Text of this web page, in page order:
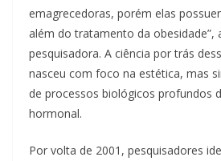
emagrecedoras, porém elas
além do tratamento da obesidade”,
pesquisadora. A ciência por trás
nasceu com foco na estética, mas
de processos biológicos profundos
hormonal.
Por volta de 2001, pesquisadores